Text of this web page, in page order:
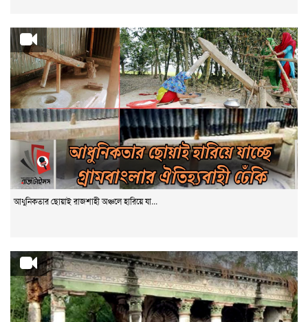
আধুনিকতার ছোয়াই রাজশাহী অঞ্চলে হারিয়ে যা...